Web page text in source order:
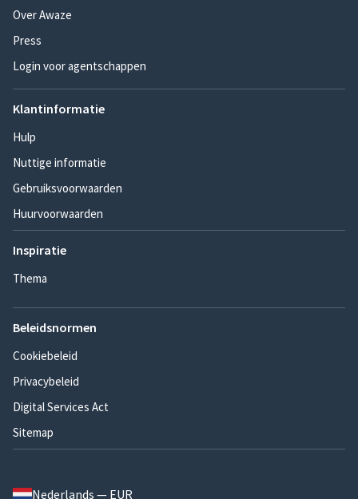
Over Awaze
Press
Login voor agentschappen
Klantinformatie
Hulp
Nuttige informatie
Gebruiksvoorwaarden
Huurvoorwaarden
Inspiratie
Thema
Beleidsnormen
Cookiebeleid
Privacybeleid
Digital Services Act
Sitemap
Nederlands — EUR